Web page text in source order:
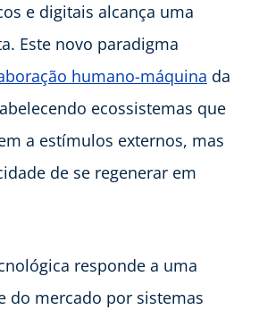
e digitais alcança uma
Este novo paradigma
humano-máquina da
ecossistemas que
a estímulos externos, mas
de se regenerar em
responde a uma
do mercado por sistemas